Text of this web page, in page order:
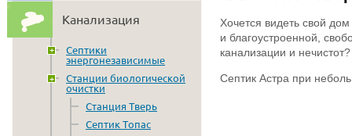
Хочется видеть свой
и благоустроенной,
канализации и нечистот?
Cептик Астра при
Канализация
Септики
энергонезависимые
Станции биологической
очистки
Станция Тверь
Септик Топас